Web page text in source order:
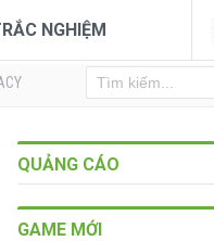
NGHIỆM
QUẢNG CÁO
GAME MỚI